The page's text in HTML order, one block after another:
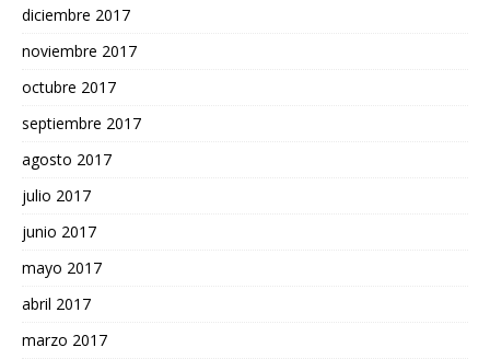
diciembre 2017
noviembre 2017
octubre 2017
septiembre 2017
agosto 2017
julio 2017
junio 2017
mayo 2017
abril 2017
marzo 2017